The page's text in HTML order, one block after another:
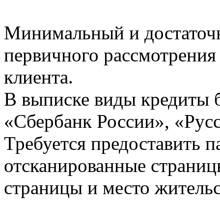
Минимальный и
первичного
клиента.
В выписке виды кредиты
«Сбербанк России»,
Требуется предоставить
отсканированные
страницы и место